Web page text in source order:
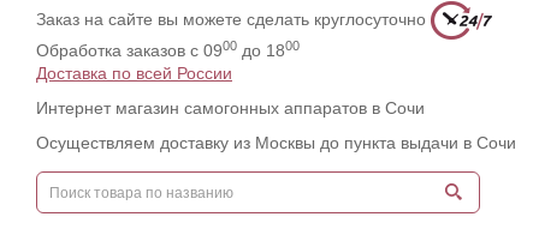
Заказ на сайте вы можете сделать круглосуточно
Обработка заказов с 0900 до 1800
Доставка по всей России
Интернет магазин самогонных аппаратов в Сочи
Осуществляем доставку из Москвы до пункта выдачи в Сочи